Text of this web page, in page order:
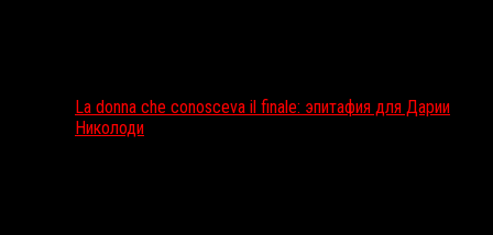
La donna che conosceva il finale: эпитафия для Дарии
Николоди